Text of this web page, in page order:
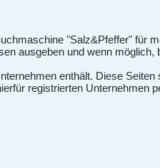
"Salz&Pfeffer" für
ausgeben und wenn möglich,
enthält. Diese Seiten
registrierten Unternehmen